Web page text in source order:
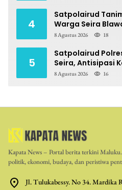
4
Satpolairud
Warga Seira
Berpotensi Pidana
8 Agustus 2026 18
5
Satpolairud
Seira, Antisipasi
8 Agustus 2026 16
Kapata News – Portal berita terkini
politik, ekonomi, budaya, dan peristiwa
Jl. Tulukabessy. No 34. Mardika